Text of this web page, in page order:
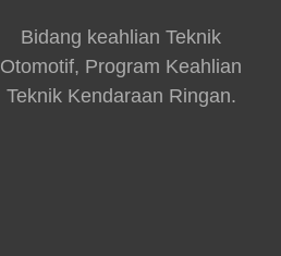
Bidang keahlian Teknik
Otomotif, Program Keahlian
Teknik Kendaraan Ringan.